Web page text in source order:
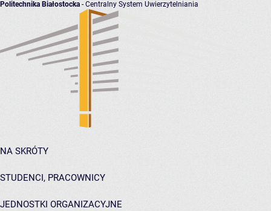
Politechnika Białostocka - Centralny System Uwierzytelniania
NA SKRÓTY
STUDENCI, PRACOWNICY
JEDNOSTKI ORGANIZACYJNE